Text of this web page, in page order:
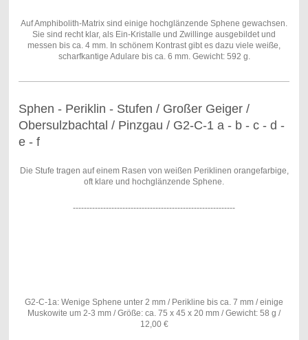
Auf Amphibolith-Matrix sind einige hochglänzende Sphene gewachsen.
Sie sind recht klar, als Ein-Kristalle und Zwillinge ausgebildet und
messen bis ca. 4 mm. In schönem Kontrast gibt es dazu viele weiße,
scharfkantige Adulare bis ca. 6 mm. Gewicht: 592 g.
Sphen - Periklin - Stufen / Großer Geiger /
Obersulzbachtal / Pinzgau / G2-C-1 a - b - c - d -
e - f
Die Stufe tragen auf einem Rasen von weißen Periklinen orangefarbige,
oft klare und hochglänzende Sphene.
-----------------------------------------------------------
G2-C-1a: Wenige Sphene unter 2 mm / Perikline bis ca. 7 mm / einige
Muskowite um 2-3 mm / Größe: ca. 75 x 45 x 20 mm / Gewicht: 58 g /
12,00 €